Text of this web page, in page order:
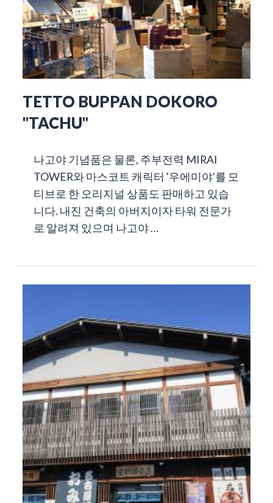
TETTO BUPPAN DOKORO
"TACHU"
나고야 기념품은 물론, 주부전력 MIRAI
TOWER와 마스코트 캐릭터 '우에미야'를 모
티브로 한 오리지널 상품도 판매하고 있습
니다. 내진 건축의 아버지이자 타워 전문가
로 알려져 있으며 나고야 …